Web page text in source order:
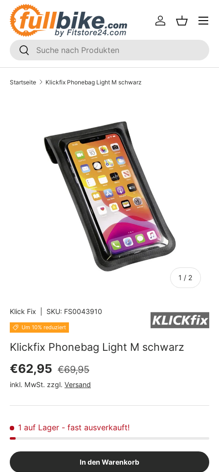
Direkt zum Inhalt
SUCHEN
Suchen
Einloggen
Menü
Startseite Klickfix Phonebag Light M schwarz
1 / von
2
Klick Fix SKU: FS0043910
Um 10% reduziert
Klickfix Phonebag Light M schwarz
Verkaufspreis
€62,95 Normaler Preis
€69,95
inkl. MwSt. zzgl. Versand
1 auf Lager - fast ausverkauft!
In den Warenkorb